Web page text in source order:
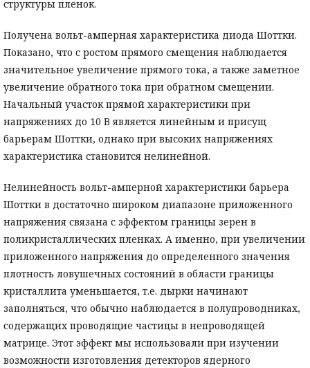
структуры пленок.
Получена вольт-амперная характеристика диода Шоттки.
Показано, что с ростом прямого смещения наблюдается
значительное увеличение прямого тока, а также заметное
увеличение обратного тока при обратном смещении.
Начальный участок прямой характеристики при
напряжениях до 10 В является линейным и присущ
барьерам Шоттки, однако при высоких напряжениях
характеристика становится нелинейной.
Нелинейность вольт-амперной характеристики барьера
Шоттки в достаточно широком диапазоне приложенного
напряжения связана с эффектом границы зерен в
поликристаллических пленках. А именно, при увеличении
приложенного напряжения до определенного значения
плотность ловушечных состояний в области границы
кристаллита уменьшается, т.е. дырки начинают
заполняться, что обычно наблюдается в полупроводниках,
содержащих проводящие частицы в непроводящей
матрице. Этот эффект мы использовали при изучении
возможности изготовления детекторов ядерного